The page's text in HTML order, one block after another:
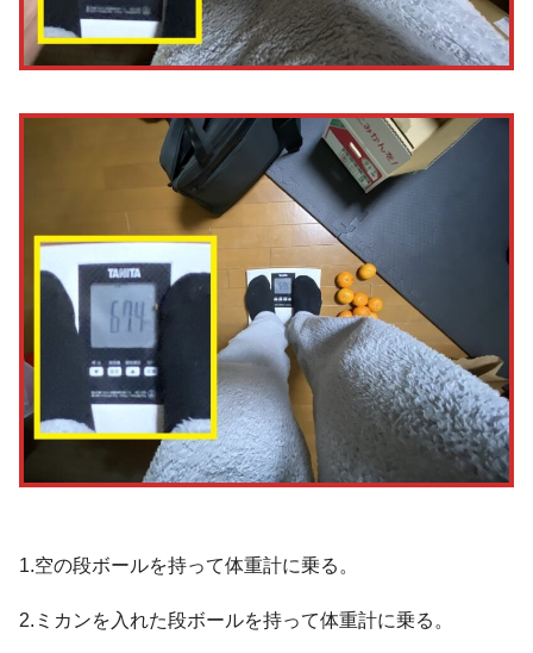
1.空の段ボールを持って体重計に乗る。
2.ミカンを入れた段ボールを持って体重計に乗る。